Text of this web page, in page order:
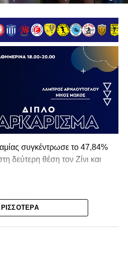
συγκέντρωσε το 47,84%
δεύτερη θέση τον Ζίνι και
τα αποτελέσματα του
των φιλάθλων, του